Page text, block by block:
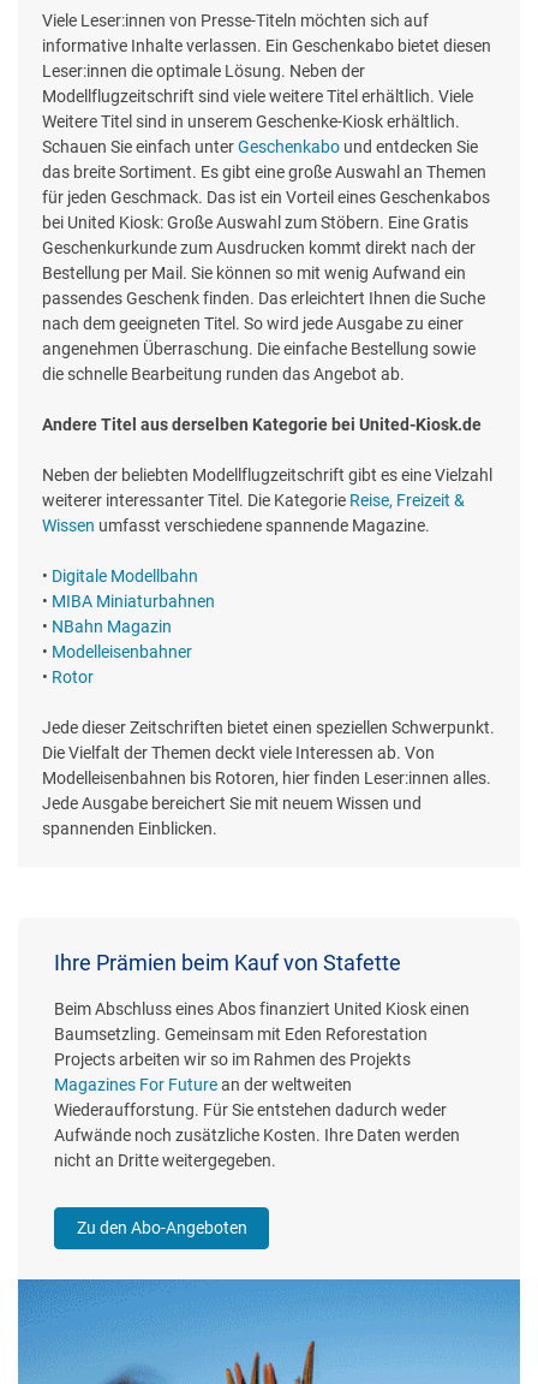
Viele Leser:innen von Presse-Titeln möchten sich auf
informative Inhalte verlassen. Ein Geschenkabo bietet diesen
Leser:innen die optimale Lösung. Neben der
Modellflugzeitschrift sind viele weitere Titel erhältlich. Viele
Weitere Titel sind in unserem Geschenke-Kiosk erhältlich.
Schauen Sie einfach unterGeschenkabo und entdecken Sie
das breite Sortiment. Es gibt eine große Auswahl an Themen
für jeden Geschmack. Das ist ein Vorteil eines Geschenkabos
bei United Kiosk: Große Auswahl zum Stöbern. Eine Gratis
Geschenkurkunde zum Ausdrucken kommt direkt nach der
Bestellung per Mail. Sie können so mit wenig Aufwand ein
passendes Geschenk finden. Das erleichtert Ihnen die Suche
nach dem geeigneten Titel. So wird jede Ausgabe zu einer
angenehmen Überraschung. Die einfache Bestellung sowie
die schnelle Bearbeitung runden das Angebot ab.
Andere Titel aus derselben Kategorie bei United-Kiosk.de
Neben der beliebten Modellflugzeitschrift gibt es eine Vielzahl
weiterer interessanter Titel. Die Kategorie Reise, Freizeit &
Wissen umfasst verschiedene spannende Magazine.
• Digitale Modellbahn
• MIBA Miniaturbahnen
• NBahn Magazin
• Modelleisenbahner
• Rotor
Jede dieser Zeitschriften bietet einen speziellen Schwerpunkt.
Die Vielfalt der Themen deckt viele Interessen ab. Von
Modelleisenbahnen bis Rotoren, hier finden Leser:innen alles.
Jede Ausgabe bereichert Sie mit neuem Wissen und
spannenden Einblicken.
Ihre Prämien beim Kauf von Stafette
Beim Abschluss eines Abos finanziert United Kiosk einen
Baumsetzling. Gemeinsam mit Eden Reforestation
Projects arbeiten wir so im Rahmen des Projekts
Magazines For Futurean der weltweiten
Wiederaufforstung. Für Sie entstehen dadurch weder
Aufwände noch zusätzliche Kosten. Ihre Daten werden
nicht an Dritte weitergegeben.
Zu den Abo-Angeboten